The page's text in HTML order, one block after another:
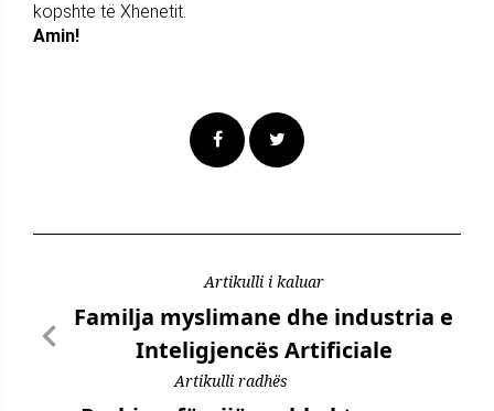
kopshte të Xhenetit.
Amin!
Artikulli i kaluar
Familja myslimane dhe industria e
Inteligjencës Artificiale
Artikulli radhës